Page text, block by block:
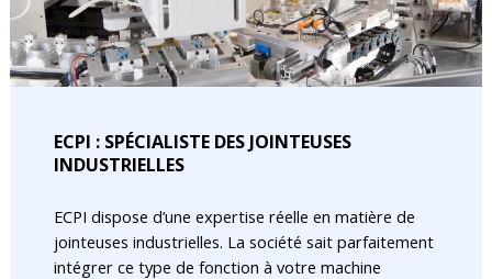
ECPI : SPÉCIALISTE DES JOINTEUSES
INDUSTRIELLES
ECPI dispose d’une expertise réelle en matière de
jointeuses industrielles. La société sait parfaitement
intégrer ce type de fonction à votre machine